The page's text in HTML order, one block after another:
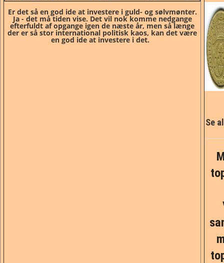
Er det så en god ide at investere i guld- og sølvmønter.
Ja - det må tiden vise. Det vil nok komme nedgange
efterfuldt af opgange igen de næste år, men så længe
der er så stor international politisk kaos, kan det være
en god ide at investere i det.
Se